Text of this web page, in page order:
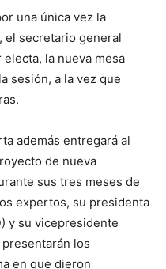
una única vez la
el secretario general
la nueva mesa
sesión, a la vez que
además entregará al
de nueva
sus tres meses de
expertos, su presidenta
y su vicepresidente
los
en que dieron